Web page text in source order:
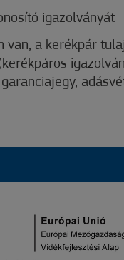
igazolványát
van, a kerékpár